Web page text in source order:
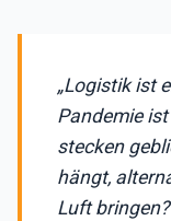
„Logistik ist
Pandemie
stecken
hängt,
Luft